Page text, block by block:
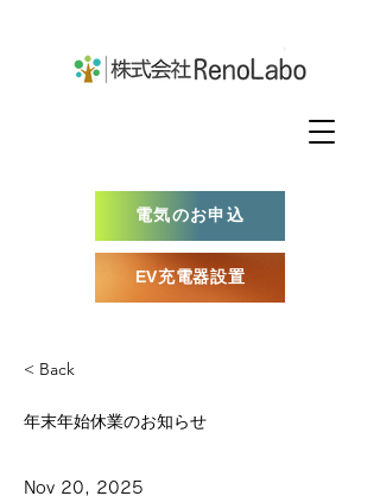
電気のお申込
EV充電器設置
< Back
年末年始休業のお知らせ
Nov 20, 2025